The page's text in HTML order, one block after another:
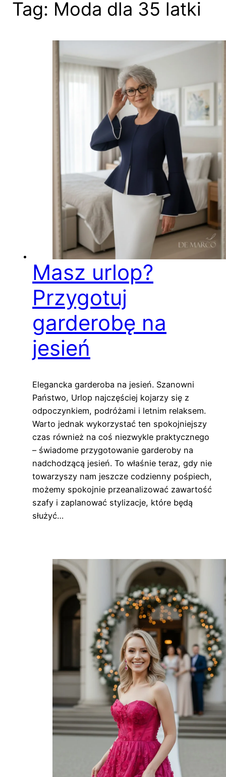
Tag: Moda dla 35 latki
Masz urlop?
Przygotuj
garderobę na
jesień
Elegancka garderoba na jesień. Szanowni
Państwo, Urlop najczęściej kojarzy się z
odpoczynkiem, podróżami i letnim relaksem.
Warto jednak wykorzystać ten spokojniejszy
czas również na coś niezwykle praktycznego
– świadome przygotowanie garderoby na
nadchodzącą jesień. To właśnie teraz, gdy nie
towarzyszy nam jeszcze codzienny pośpiech,
możemy spokojnie przeanalizować zawartość
szafy i zaplanować stylizacje, które będą
służyć…